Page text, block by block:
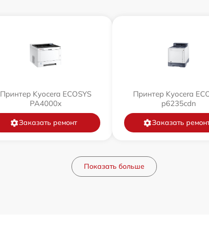
Принтер Kyocera ECOSYS
PA4000x
Заказать ремонт
Принтер Kyocera
p6235cdn
Заказать
Показать больше